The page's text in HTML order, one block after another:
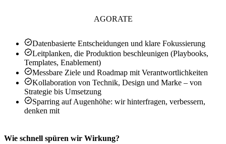
AGORATE
Datenbasierte Entscheidungen und klare Fokussierung
Leitplanken, die Produktion beschleunigen (Playbooks,
Templates, Enablement)
Messbare Ziele und Roadmap mit Verantwortlichkeiten
Kollaboration von Technik, Design und Marke – von
Strategie bis Umsetzung
Sparring auf Augenhöhe: wir hinterfragen, verbessern,
denken mit
Wie schnell spüren wir Wirkung?